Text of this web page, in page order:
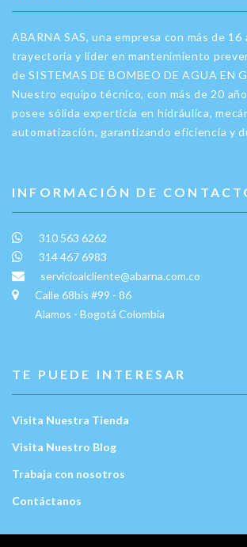
ABARNA SAS, una empresa con más de 16
trayectoria y líder en mantenimiento
de SISTEMAS DE BOMBEO DE AGUA EN
Nuestro equipo técnico, con más de 20
posee sólida experticia en hidráulica,
automatización, garantizando eficiencia y
INFORMACIÓN DE
310 563 6262
314 467 6983
servicioalcliente@abarna.com.co
Calle 68bis #99 - 86
Alamos - Bogotá Colombia
TE PUEDE INTERESAR
Visita Nuestra Tienda
Visita Nuestro Blog
Trabaja con nosotros
Contáctanos